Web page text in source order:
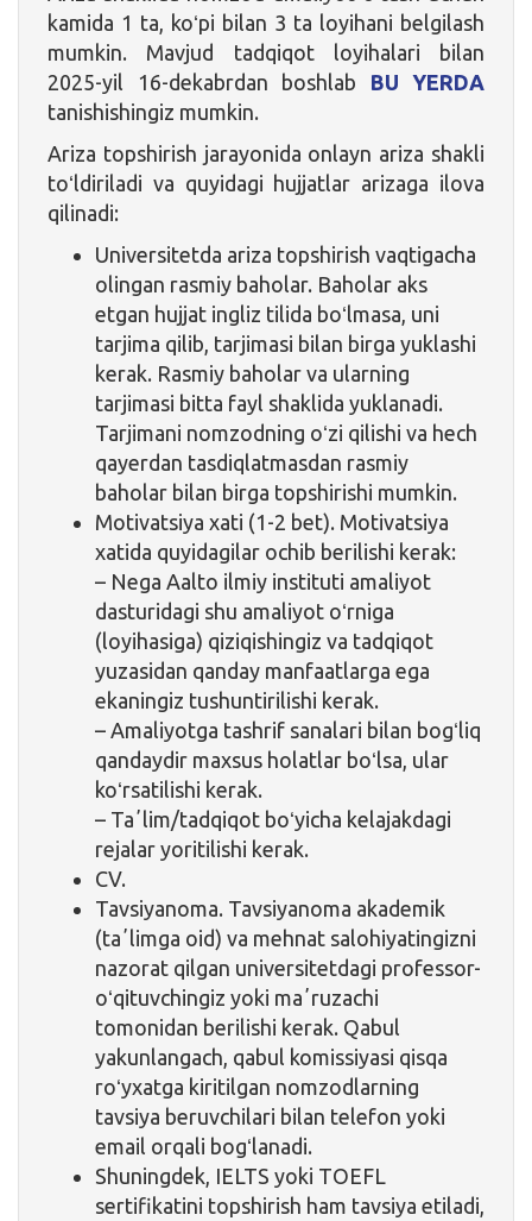
kamida 1 ta, koʻpi bilan 3 ta loyihani belgilash
mumkin. Mavjud tadqiqot loyihalari bilan
2025-yil 16-dekabrdan boshlab BU YERDA
tanishishingiz mumkin.
Ariza topshirish jarayonida onlayn ariza shakli
toʻldiriladi va quyidagi hujjatlar arizaga ilova
qilinadi:
Universitetda ariza topshirish vaqtigacha
olingan rasmiy baholar. Baholar aks
etgan hujjat ingliz tilida boʻlmasa, uni
tarjima qilib, tarjimasi bilan birga yuklashi
kerak. Rasmiy baholar va ularning
tarjimasi bitta fayl shaklida yuklanadi.
Tarjimani nomzodning oʻzi qilishi va hech
qayerdan tasdiqlatmasdan rasmiy
baholar bilan birga topshirishi mumkin.
Motivatsiya xati (1-2 bet). Motivatsiya
xatida quyidagilar ochib berilishi kerak:
– Nega Aalto ilmiy instituti amaliyot
dasturidagi shu amaliyot oʻrniga
(loyihasiga) qiziqishingiz va tadqiqot
yuzasidan qanday manfaatlarga ega
ekaningiz tushuntirilishi kerak.
– Amaliyotga tashrif sanalari bilan bogʻliq
qandaydir maxsus holatlar boʻlsa, ular
koʻrsatilishi kerak.
– Taʼlim/tadqiqot boʻyicha kelajakdagi
rejalar yoritilishi kerak.
CV.
Tavsiyanoma. Tavsiyanoma akademik
(taʼlimga oid) va mehnat salohiyatingizni
nazorat qilgan universitetdagi professor-
oʻqituvchingiz yoki maʼruzachi
tomonidan berilishi kerak. Qabul
yakunlangach, qabul komissiyasi qisqa
roʻyxatga kiritilgan nomzodlarning
tavsiya beruvchilari bilan telefon yoki
email orqali bogʻlanadi.
Shuningdek, IELTS yoki TOEFL
sertifikatini topshirish ham tavsiya etiladi,